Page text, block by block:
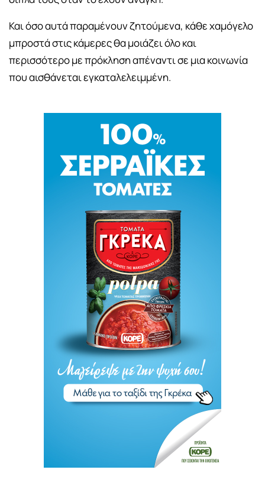
Και όσο αυτά παραμένουν ζητούμενα, κάθε χαμόγελο
μπροστά στις κάμερες θα μοιάζει όλο και
περισσότερο με πρόκληση απέναντι σε μια κοινωνία
που αισθάνεται εγκαταλελειμμένη.